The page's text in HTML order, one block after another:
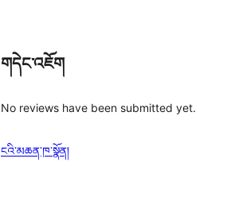
གདེང་འཇོག
No reviews have been submitted yet.
ངའི་མཆན་ཁ་སྣོན།